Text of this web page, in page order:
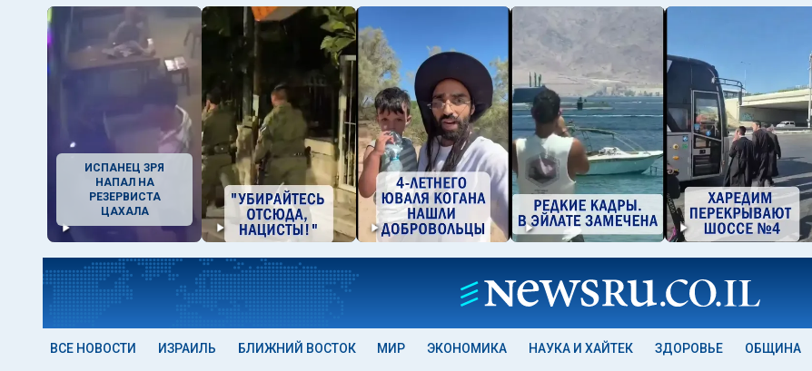
ИСПАНЕЦ ЗРЯ
НАПАЛ НА
РЕЗЕРВИСТА
ЦАХАЛА
ВСЕ НОВОСТИ ИЗРАИЛЬ БЛИЖНИЙ ВОСТОК МИР ЭКОНОМИКА НАУКА И ХАЙТЕК ЗДОРОВЬЕ ОБЩИНА